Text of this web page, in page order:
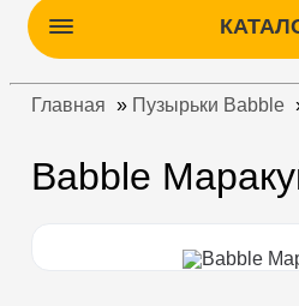
Главная » Пузырьки Babble
Babble